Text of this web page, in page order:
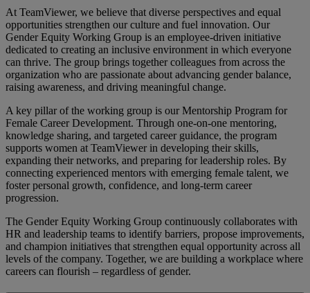
At TeamViewer, we believe that diverse perspectives and equal
opportunities strengthen our culture and fuel innovation. Our
Gender Equity Working Group is an employee-driven initiative
dedicated to creating an inclusive environment in which everyone
can thrive. The group brings together colleagues from across the
organization who are passionate about advancing gender balance,
raising awareness, and driving meaningful change.
A key pillar of the working group is our Mentorship Program for
Female Career Development. Through one-on-one mentoring,
knowledge sharing, and targeted career guidance, the program
supports women at TeamViewer in developing their skills,
expanding their networks, and preparing for leadership roles. By
connecting experienced mentors with emerging female talent, we
foster personal growth, confidence, and long-term career
progression.
The Gender Equity Working Group continuously collaborates with
HR and leadership teams to identify barriers, propose improvements,
and champion initiatives that strengthen equal opportunity across all
levels of the company. Together, we are building a workplace where
careers can flourish – regardless of gender.